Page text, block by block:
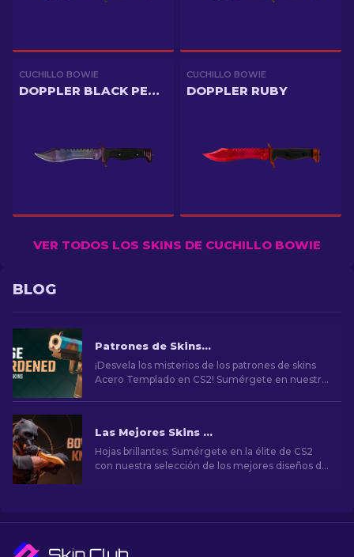
CUCHILLO BOWIE
DOPPLER BLACK PEARL
CUCHILLO BOWIE
DOPPLER RUBY
VER TODOS LOS SKINS DE CUCHILLO BOWIE
BLOG
Patrones de Skins Acero templado en CS2: Guía Completa [2026]
¡Desvela los misterios de los patrones de skins
Acero Templado en CS2! Sumérgete en nuestra
Las Mejores Skins de Cuchillos Bowie en CS2
Hojas brillantes: Sumérgete en la élite de CS2
con nuestra selección de los mejores diseños de